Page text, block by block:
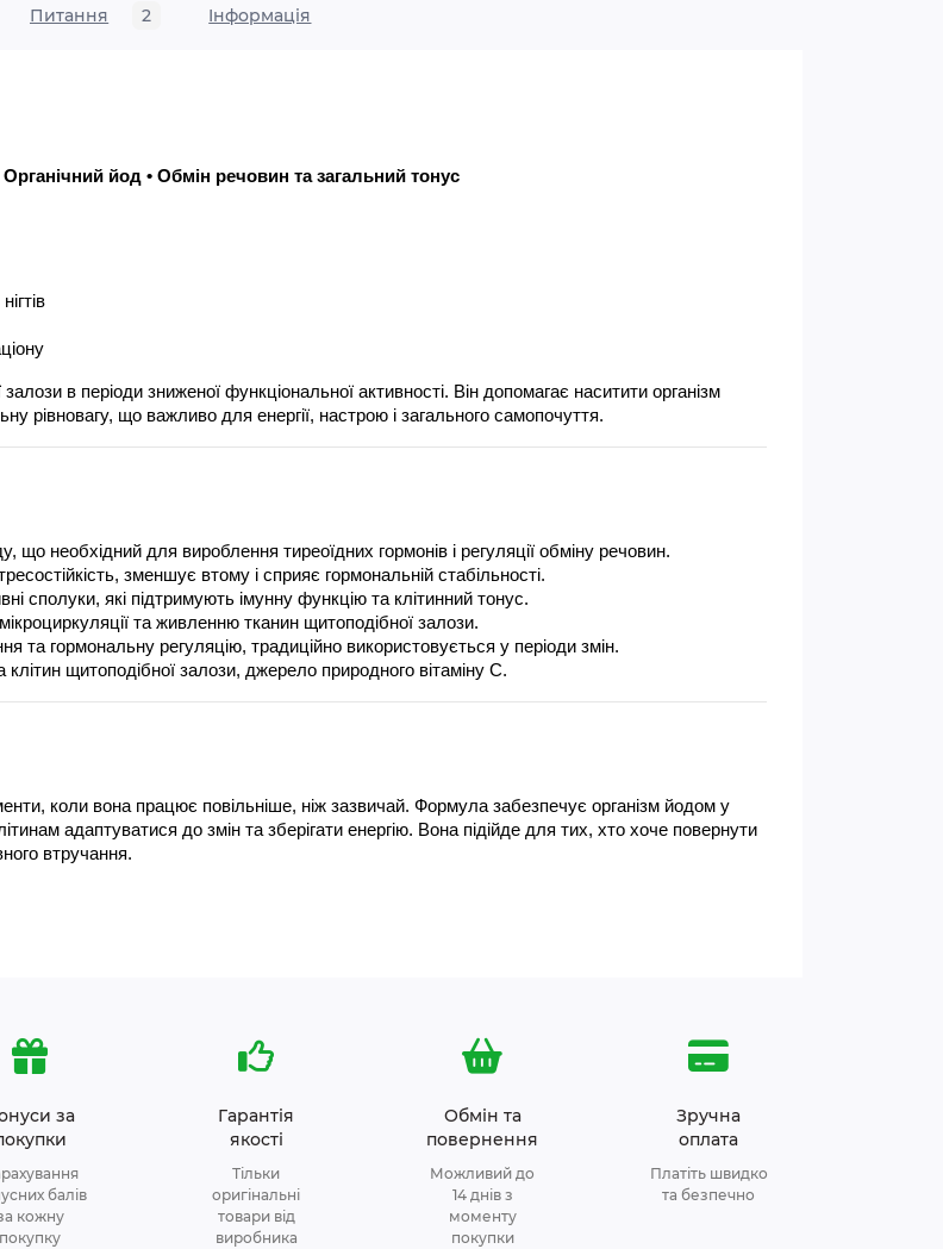
Питання 2 Iнформація
йод • Обмін речовин та загальний тонус
в періоди зниженої функціональної активності. Він допомагає наситити організм
рівновагу, що важливо для енергії, настрою і загального самопочуття.
необхідний для вироблення тиреоїдних гормонів і регуляції обміну речовин.
зменшує втому і сприяє гормональній стабільності.
сполуки, які підтримують імунну функцію та клітинний тонус.
та живленню тканин щитоподібної залози.
та гормональну регуляцію, традиційно використовується у періоди змін.
щитоподібної залози, джерело природного вітаміну С.
коли вона працює повільніше, ніж зазвичай. Формула забезпечує організм йодом у
адаптуватися до змін та зберігати енергію. Вона підійде для тих, хто хоче повернути
втручання.
за
балів
кожну
покупку
Гарантія
якості
Тільки
оригінальні
товари від
виробника
Обмін та
повернення
Можливий до
14 днів з
моменту
покупки
Зручна
оплата
Платіть швидко
та безпечно